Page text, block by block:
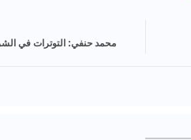
محمد حنفي: التوترات في